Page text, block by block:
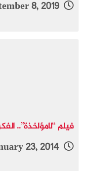
September 8, 2019
فيلم “لامؤاخذة”..